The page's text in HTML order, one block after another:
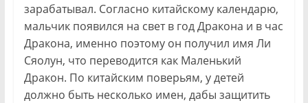
зарабатывал. Согласно китайскому календарю,
мальчик появился на свет в год Дракона и в час
Дракона, именно поэтому он получил имя Ли
Сяолун, что переводится как Маленький
Дракон. По китайским поверьям, у детей
должно быть несколько имен, дабы защитить